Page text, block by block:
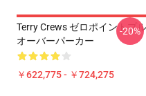
Terry Crews ゼロポイントプル
オーバーパーカー
￥622,775 - ￥724,275
-20%